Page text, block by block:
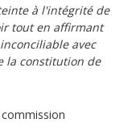
à l'intégrité de
tout en affirmant
avec
la constitution de